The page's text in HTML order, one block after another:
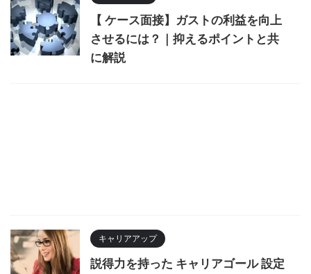
【 ケース面接】ガストの利益を向上
させるには？｜抑えるポイントと共
に解説
キャリアアップ
説得力を持った キャリアゴール 設定